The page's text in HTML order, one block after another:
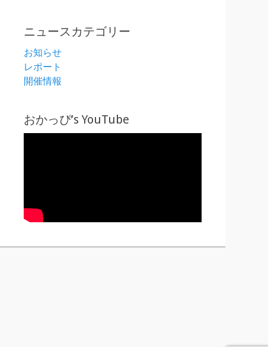
ニュースカテゴリー
お知らせ
レポート
開催情報
おかっぴ’s YouTube